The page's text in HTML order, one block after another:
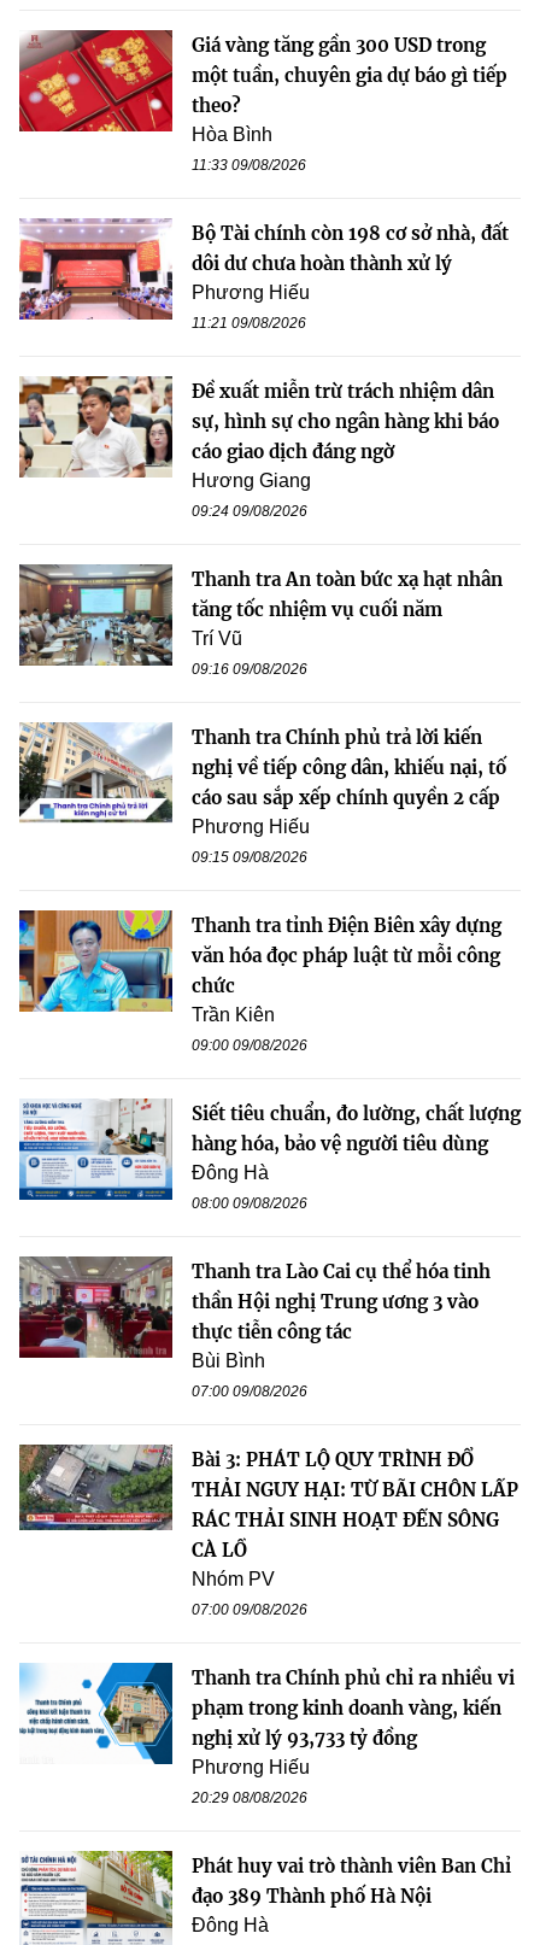
Giá vàng tăng gần 300 USD trong
một tuần, chuyên gia dự báo gì tiếp
theo?
Hòa Bình
11:33 09/08/2026
Bộ Tài chính còn 198 cơ sở nhà, đất
dôi dư chưa hoàn thành xử lý
Phương Hiếu
11:21 09/08/2026
Đề xuất miễn trừ trách nhiệm dân
sự, hình sự cho ngân hàng khi báo
cáo giao dịch đáng ngờ
Hương Giang
09:24 09/08/2026
Thanh tra An toàn bức xạ hạt nhân
tăng tốc nhiệm vụ cuối năm
Trí Vũ
09:16 09/08/2026
Thanh tra Chính phủ trả lời kiến
nghị về tiếp công dân, khiếu nại, tố
cáo sau sắp xếp chính quyền 2 cấp
Phương Hiếu
09:15 09/08/2026
Thanh tra tỉnh Điện Biên xây dựng
văn hóa đọc pháp luật từ mỗi công
chức
Trần Kiên
09:00 09/08/2026
Siết tiêu chuẩn, đo lường, chất lượng
hàng hóa, bảo vệ người tiêu dùng
Đông Hà
08:00 09/08/2026
Thanh tra Lào Cai cụ thể hóa tinh
thần Hội nghị Trung ương 3 vào
thực tiễn công tác
Bùi Bình
07:00 09/08/2026
Bài 3: PHÁT LỘ QUY TRÌNH ĐỔ
THẢI NGUY HẠI: TỪ BÃI CHÔN LẤP
RÁC THẢI SINH HOẠT ĐẾN SÔNG
CÀ LỒ
Nhóm PV
07:00 09/08/2026
Thanh tra Chính phủ chỉ ra nhiều vi
phạm trong kinh doanh vàng, kiến
nghị xử lý 93,733 tỷ đồng
Phương Hiếu
20:29 08/08/2026
Phát huy vai trò thành viên Ban Chỉ
đạo 389 Thành phố Hà Nội
Đông Hà